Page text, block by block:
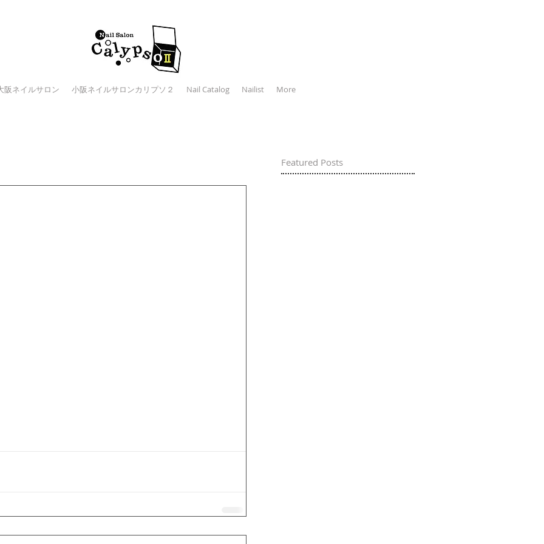
阪ネイルサロン 小阪ネイルサロンカリプソ２ Nail Catalog Nailist More
Featured Posts